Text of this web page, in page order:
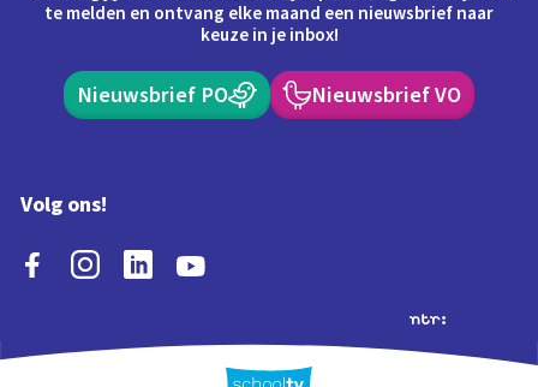
te melden en ontvang elke maand een nieuwsbrief naar
keuze in je inbox!
Nieuwsbrief PO Nieuwsbrief VO
Volg ons!